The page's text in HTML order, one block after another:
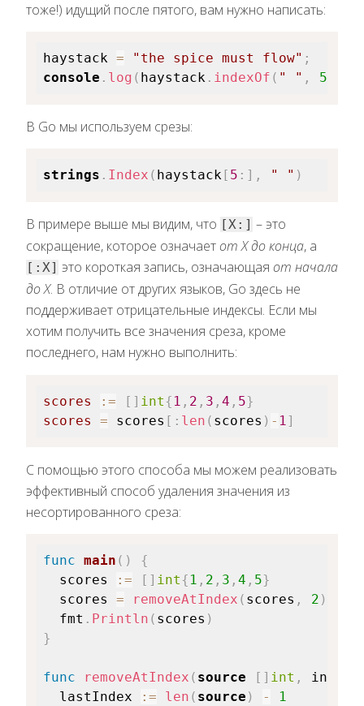
тоже!) идущий после пятого, вам нужно написать:
haystack = "the spice must flow" ;
console . log ( haystack. indexOf ( " " , 5
В Go мы используем срезы:
strings . Index ( haystack[ 5 : ] , " " )
В примере выше мы видим, что [X:] – это
сокращение, которое означаетот X до конца, а
[:X] это короткая запись, означающая от начала
до X. В отличие от других языков, Go здесь не
поддерживает отрицательные индексы. Если мы
хотим получить все значения среза, кроме
последнего, нам нужно выполнить:
scores := [ ] int{ 1 , 2 , 3 , 4 , 5}
scores
= scores [ : len ( scores ) - 1 ]
С помощью этого способа мы можем реализовать
эффективный способ удаления значения из
несортированного среза:
func main ( )
{
  scores
:= [ ] int{ 1 , 2 , 3 , 4 , 5}
  scores
= removeAtIndex ( scores , 2 )
  fmt
. Println ( scores )
}
func removeAtIndex ( source [ ] int , index
  lastIndex
:= len ( source ) -
1